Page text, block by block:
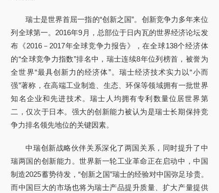
瑞士是世界首屈一指的“创新之国”。创新竞争力多年来位
列全球第一。2016年9月，总部位于日内瓦的世界经济论坛发
布《2016－2017年全球竞争力报告》，在全球138个经济体
的“全球竞争力指数”排名中，瑞士连续8年位列榜首，被誉为
全世界“最具创新力的经济体”。瑞士经济技术实力以“小而
强”著称，在高端工业制造、生态、环保等领域拥有一批世界
知名企业和先进技术。瑞士人均拥有专利数量位居世界第
二，仅次于日本。强大的创新能力被认为是瑞士长期保持竞
争力排名领先地位的关键因素。
中瑞创新战略伙伴关系深化了两国关系，同时提升了中
瑞两国的创新能力。世界新一轮工业革命正在启动中，中国
制造2025蓄势待发，“创新之国”瑞士的经验对中国弥足珍贵。
而中国巨大的市场也将为瑞士产品提升质量、扩大产量提供